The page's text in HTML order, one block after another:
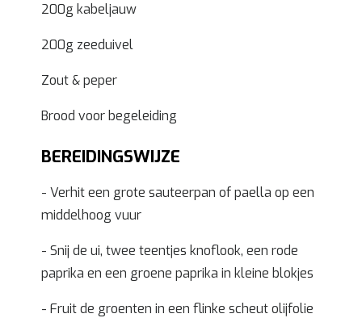
200g kabeljauw
200g zeeduivel
Zout & peper
Brood voor begeleiding
BEREIDINGSWIJZE
- Verhit een grote sauteerpan of paella op een
middelhoog vuur
- Snij de ui, twee teentjes knoflook, een rode
paprika en een groene paprika in kleine blokjes
- Fruit de groenten in een flinke scheut olijfolie